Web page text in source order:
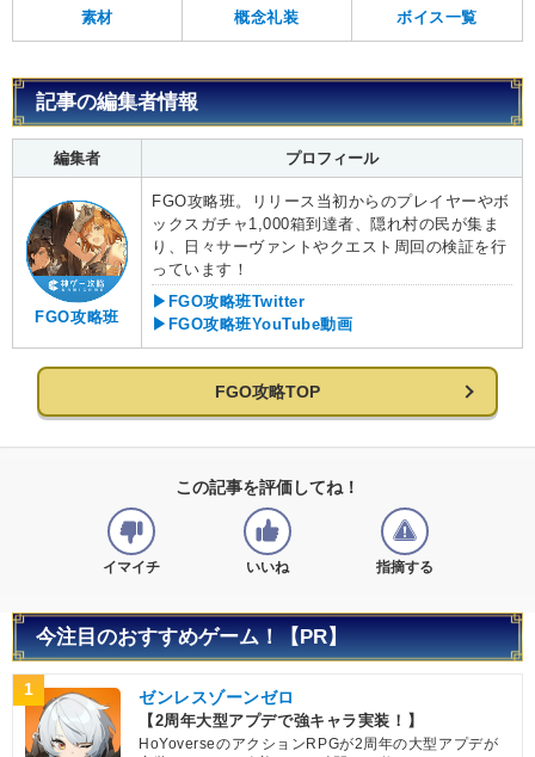
素材 概念礼装 ボイス一覧
記事の編集者情報
編集者 プロフィール
FGO攻略班
FGO攻略班。リリース当初からのプレイヤーやボ
ックスガチャ1,000箱到達者、隠れ村の民が集ま
り、日々サーヴァントやクエスト周回の検証を行
っています！
▶FGO攻略班Twitter
▶FGO攻略班YouTube動画
FGO攻略TOP
この記事を評価してね！
イマイチ いいね 指摘する
今注目のおすすめゲーム！【PR】
1 ゼンレスゾーンゼロ
【2周年大型アプデで強キャラ実装！】
HoYoverseのアクションRPGが2周年の大型アプデが